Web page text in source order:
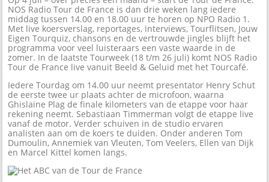
NOS Radio Tour de France is dan drie weken lang iedere
middag tussen 14.00 en 18.00 uur te horen op NPO Radio 1.
Met live koersverslag, reportages, interviews, Tourflitsen, Jouw
Eigen Tourquiz, chansons en de vertrouwde jingles blijft het
programma voor veel luisteraars een vaste waarde in de
zomer. In de laatste Tourweek (18 t/m 26 juli) komt NOS Radio
Tour de France live vanuit Beeld & Geluid met het Tourcafé.
Iedere Tourdag om 14.00 uur neemt presentator Henry Schut
de eerste twee ur plaats achter de microfoon, waarna
Ghislaine Plag de finale kilometers van de etappe voor haar
rekening neemt. Sebastiaan Timmerman volgt de etappe live
vanaf de motor. Verder schuiven in de studio ervaren
analisten aan om de koers te duiden. Onder anderen Tom
Dumoulin, Annemiek van Vleuten, Tom Veelers, Ellen van Dijk
en Marcel Kittel komen langs.